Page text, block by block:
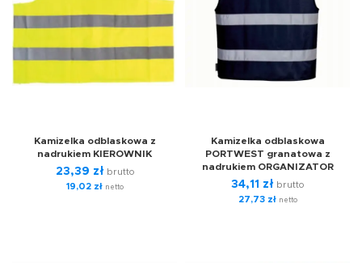
Kamizelka odblaskowa z
nadrukiem KIEROWNIK
23,39 zł brutto
19,02 złnetto
Kamizelka odblaskowa
PORTWEST granatowa z
nadrukiem ORGANIZATOR
34,11 zł brutto
27,73 złnetto